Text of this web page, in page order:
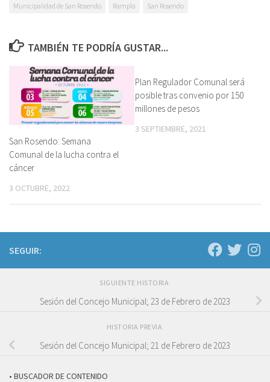
Municipalidad de San Rosendo
Rampla San Rosendo
TAMBIÉN TE PODRÍA GUSTAR...
San Rosendo: Semana
Comunal de la lucha contra el
cáncer
3 OCTUBRE, 2022
Plan Regulador Comunal será
posible tras convenio por 150
millones de pesos
3 SEPTIEMBRE, 2021
SEGUIR:
SIGUIENTE HISTORIA
Sesión del Concejo Municipal; 23 de Febrero de 2023
HISTORIA PREVIA
Sesión del Concejo Municipal; 21 de Febrero de 2023
• BUSCADOR DE CONTENIDO